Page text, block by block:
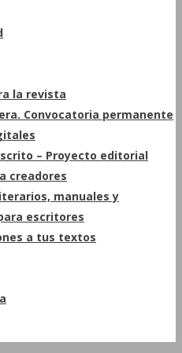
la revista
Convocatoria permanente
– Proyecto editorial
creadores
manuales y
escritores
a tus textos